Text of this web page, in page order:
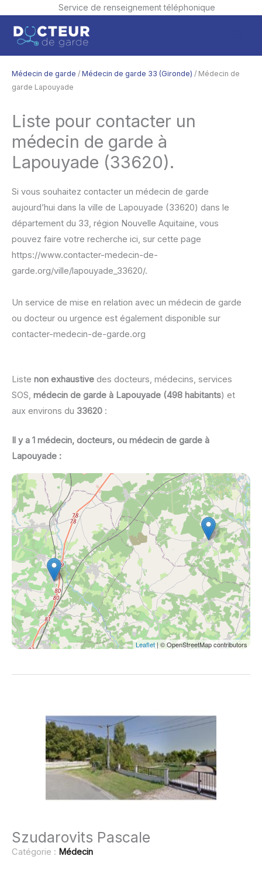
Service de renseignement téléphonique
contenu
Médecin de garde / Médecin de garde 33 (Gironde) / Médecin de
garde Lapouyade
Liste pour contacter un
médecin de garde à
Lapouyade (33620).
Si vous souhaitez contacter un médecin de garde
aujourd’hui dans la ville de Lapouyade (33620) dans le
département du 33, région Nouvelle Aquitaine, vous
pouvez faire votre recherche ici, sur cette page
https://www.contacter-medecin-de-
garde.org/ville/lapouyade_33620/.
Un service de mise en relation avec un médecin de garde
ou docteur ou urgence est également disponible sur
contacter-medecin-de-garde.org
Liste non exhaustive des docteurs, médecins, services
SOS, médecin de garde à Lapouyade (498 habitants) et
aux environs du 33620 :
Il y a 1 médecin, docteurs, ou médecin de garde à
Lapouyade :
Leaflet | © OpenStreetMap contributors
Szudarovits Pascale
Catégorie : Médecin